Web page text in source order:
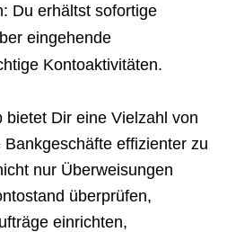
Du erhältst sofortige
eingehende
Kontoaktivitäten.
bietet Dir eine Vielzahl von
effizienter zu
nur Überweisungen
überprüfen,
einrichten,